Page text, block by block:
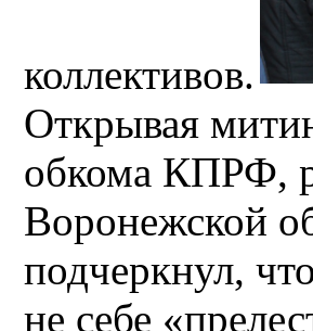
коллективов.
Открывая
обкома КПРФ,
Воронежской
подчеркнул,
не себе